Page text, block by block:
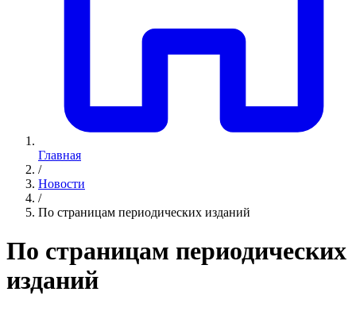
Главная
/
Новости
/
По страницам периодических изданий
По страницам периодических
изданий